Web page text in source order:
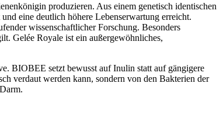
produzieren. Aus einem genetisch identischen
eine deutlich höhere Lebenserwartung erreicht.
wissenschaftlicher Forschung. Besonders
Gelée Royale ist ein außergewöhnliches,
BIOBEE setzt bewusst auf Inulin statt auf gängigere
verdaut werden kann, sondern von den Bakterien der